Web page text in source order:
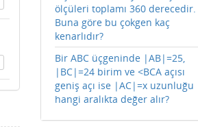
ölçüleri toplamı 360 derecedir.
Buna göre bu çokgen kaç
kenarlıdır?
Bir ABC üçgeninde |AB|=25,
|BC|=24 birim ve <BCA açısı
geniş açı ise |AC|=x uzunluğu
hangi aralıkta değer alır?